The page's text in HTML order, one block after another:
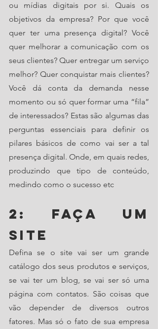
ou mídias digitais por si. Quais os
objetivos da empresa? Por que você
quer ter uma presença digital? Você
quer melhorar a comunicação com os
seus clientes? Quer entregar um serviço
melhor? Quer conquistar mais clientes?
Você dá conta da demanda nesse
momento ou só quer formar uma “fila”
de interessados? Estas são algumas das
perguntas essenciais para definir os
pilares básicos de como vai ser a tal
presença digital. Onde, em quais redes,
produzindo que tipo de conteúdo,
medindo como o sucesso etc
2: Faça um
site
Defina se o site vai ser um grande
catálogo dos seus produtos e serviços,
se vai ter um blog, se vai ser só uma
página com contatos. São coisas que
vão depender de diversos outros
fatores. Mas só o fato de sua empresa